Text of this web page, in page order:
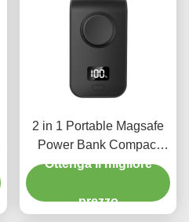
2 in 1 Portable Magsafe
Power Bank Compact
Wireless Power Bank 2W
Ottenga il migliore
prezzo